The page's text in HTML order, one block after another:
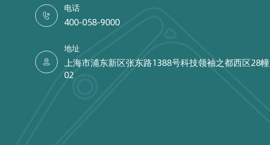

电话
400-058-9000

地址
上海市浦东新区张东路1388号科技领袖之都西区28幢
02